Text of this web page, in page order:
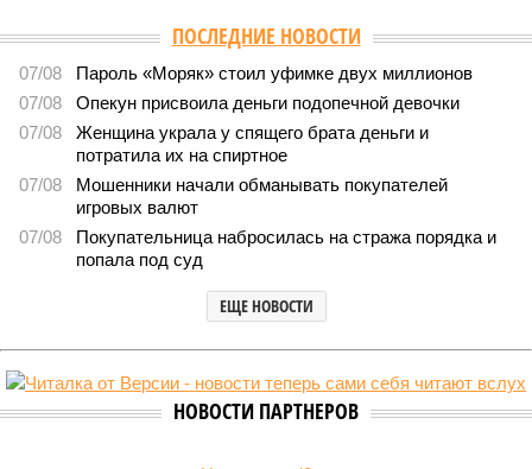
Версия //Власть //Раскрыта выделенная на развитие промышленности
Раскрыта выделенная на развитие промышленности
Башкирии в 2026 году сумма
План на миллиарды
Раскрыта выделенная на развитие промышленности Башкирии в 2026
Стало известно, что в 2026 году на развитие промышленного
сектора Башкирии будет направлено более 2 миллиардов рублей.